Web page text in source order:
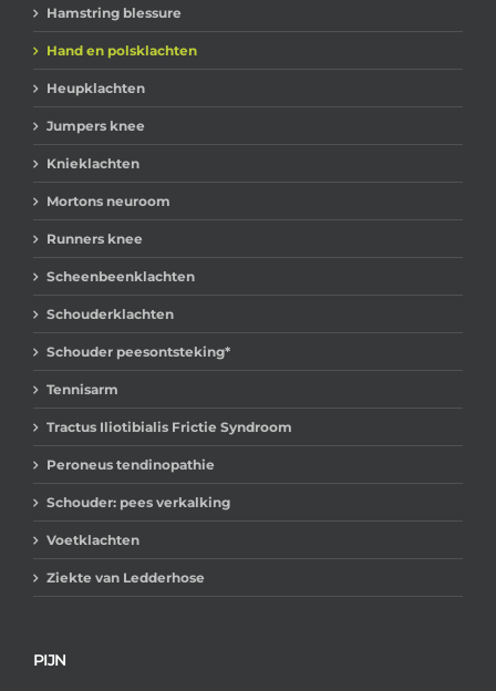
Hamstring blessure
Hand en polsklachten
Heupklachten
Jumpers knee
Knieklachten
Mortons neuroom
Runners knee
Scheenbeenklachten
Schouderklachten
Schouder peesontsteking*
Tennisarm
Tractus Iliotibialis Frictie Syndroom
Peroneus tendinopathie
Schouder: pees verkalking
Voetklachten
Ziekte van Ledderhose
PIJN